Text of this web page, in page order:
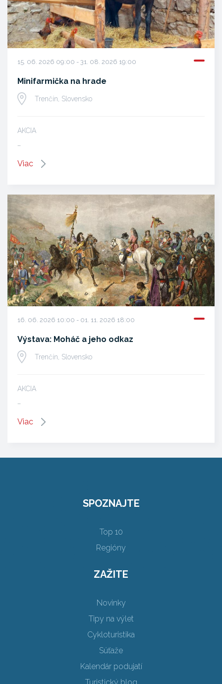
15. 06. 2026 09:00 - 31. 08. 2026 19:00
Minifarmička na hrade
Trenčín, Slovensko
AKCIA
…
Viac
16. 06. 2026 10:00 - 01. 11. 2026 18:00
Výstava: Moháč a jeho odkaz
Trenčín, Slovensko
AKCIA
Viac
SPOZNAJTE
Top 10
Regióny
ZAŽITE
Novinky
Tipy na výlet
Cykloturistika
Súťaže
Kalendár podujatí